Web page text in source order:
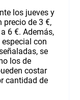
los jueves y
precio de 3 €,
6 €. Además,
con
se
los de
costar
cantidad de